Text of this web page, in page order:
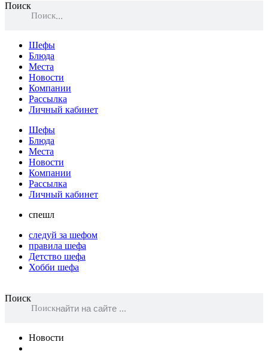
Поиск
Поиск
Шефы
Блюда
Места
Новости
Компании
Рассылка
Личный кабинет
Шефы
Блюда
Места
Новости
Компании
Рассылка
Личный кабинет
спешл
следуй за шефом
правила шефа
Детство шефа
Хобби шефа
Поиск
Поиск
Новости